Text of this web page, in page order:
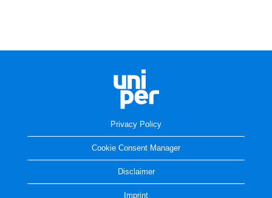
Privacy Policy
Cookie Consent Manager
Disclaimer
Imprint